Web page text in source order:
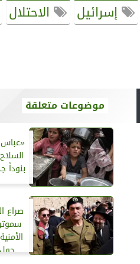
إسرائيل
الاحتلال
موضوعات متعلقة
بنوداً
صراع